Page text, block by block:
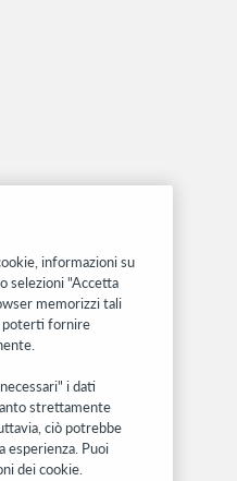
informazioni su
selezioni "Accetta
memorizzi tali
poterti fornire
i dati
strettamente
ciò potrebbe
esperienza. Puoi
dei cookie.